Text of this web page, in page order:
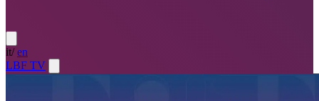
it/ en
LBF TV